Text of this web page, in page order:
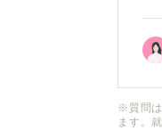
ま
現
※質問
ます。